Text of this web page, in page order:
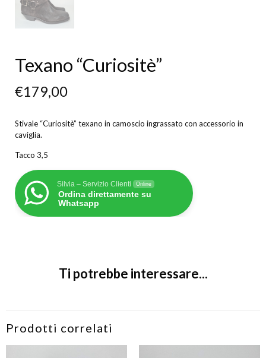
Texano “Curiositè”
€179,00
Stivale “Curiositè” texano in camoscio ingrassato con accessorio in
caviglia.
Tacco 3,5
Silvia – Servizio Clienti Online
Ordina direttamente su
Whatsapp
Ti potrebbe interessare...
Prodotti correlati